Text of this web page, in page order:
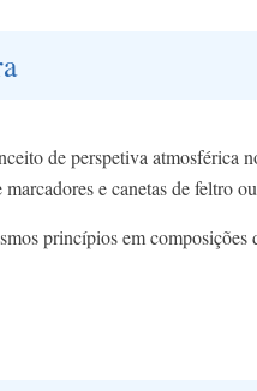
de perspetiva atmosférica
marcadores e canetas de feltro
princípios em